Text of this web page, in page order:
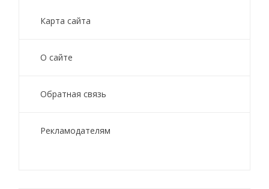
Карта сайта
О сайте
Обратная связь
Рекламодателям